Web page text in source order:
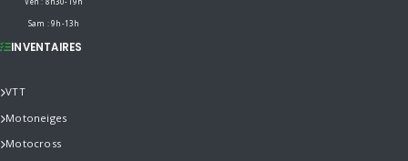
Sam : 9h-13h
INVENTAIRES
VTT
Motoneiges
Motocross